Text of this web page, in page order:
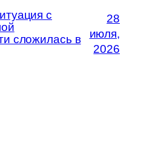
с
сложилась в
28
июля,
2026